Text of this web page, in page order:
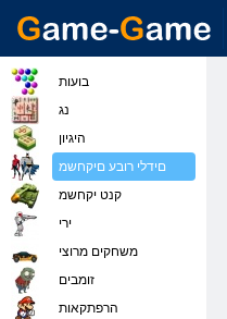
בועות
נג
היגיון
םידלי רובע םיקחשמ
קנט יקחשמ
ירי
משחקים מרוצי
זומבים
הרפתקאות